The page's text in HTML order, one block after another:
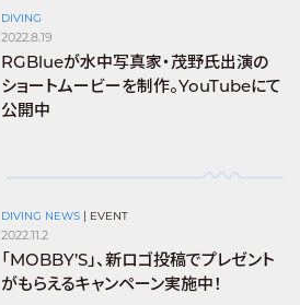
DIVING
2022.8.19
RGBlueが水中写真家・茂野氏出演の
ショートムービーを制作。YouTubeにて
公開中
DIVING NEWS | EVENT
2022.11.2
「MOBBY’S」、新ロゴ投稿でプレゼント
がもらえるキャンペーン実施中！